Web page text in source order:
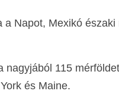
Napot, Mexikó
115
és Maine.